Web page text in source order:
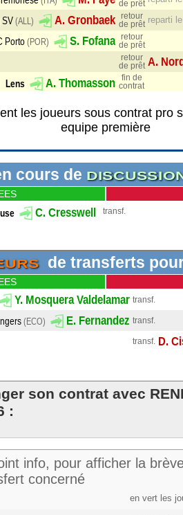
(BEL)
(ANG)
E. Mayenda
Troyes
N. Lemaître
G. Calisto de Oliveira
Mayence(ALL)
A. Nordin
Cremonese
M. Faye
de prêt
A. Gronbaek
retour
de prêt reparti
FC Porto(POR)
retour
de prêt
retour
de prêt
Lens
fin de
contrat
les joueurs sous contrat pro
equipe première
cours de
transf.
de transferts
transf.
transf.
transf.
son contrat avec
:
info, pour afficher la
concerné
en vert les